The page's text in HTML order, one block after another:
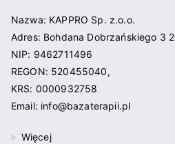
Nazwa: KAPPRO Sp. z.o.o.
Adres: Bohdana Dobrzańskiego 3
NIP: 9462711496
REGON: 520455040,
KRS: 0000932758
Email: info@bazaterapii.pl
Więcej